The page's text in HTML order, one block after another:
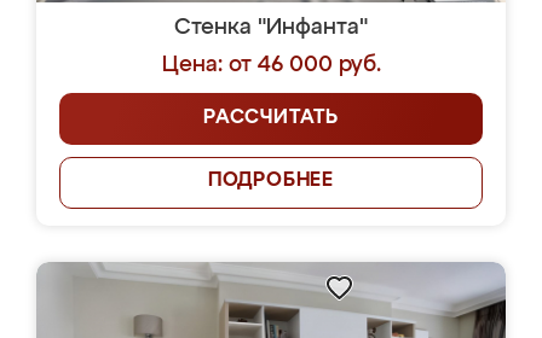
Стенка "Инфанта"
Цена: от 46 000 руб.
РАССЧИТАТЬ
ПОДРОБНЕЕ